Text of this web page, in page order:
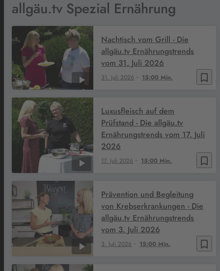
allgäu.tv Spezial Ernährung
bookmark_border
31. Juli 2026 15:00 Min.
Nachtisch vom Grill - Die
allgäu.tv Ernährungstrends
vom 31. Juli 2026
bookmark_border
17. Juli 2026 15:00 Min.
Luxusfleisch auf dem
Prüfstand - Die allgäu.tv
Ernährungstrends vom 17. Juli
2026
bookmark_border
3. Juli 2026 15:00 Min.
Prävention und Begleitung
von Krebserkrankungen - Die
allgäu.tv Ernährungstrends
vom 3. Juli 2026